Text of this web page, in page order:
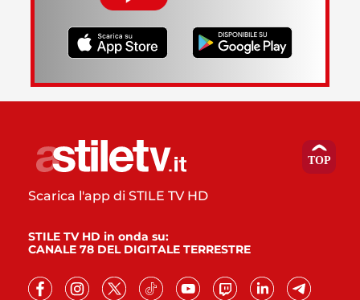
Scarica l'app di STILE TV HD
STILE TV HD in onda su:
CANALE 78 DEL DIGITALE TERRESTRE